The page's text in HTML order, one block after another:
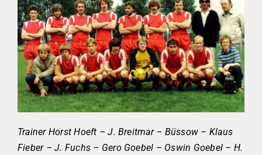
Trainer Horst Hoeft – J. Breitmar – Büssow – Klaus
Fieber – J. Fuchs – Gero Goebel – Oswin Goebel – H.